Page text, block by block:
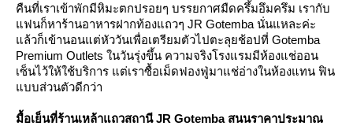
คืนที่เราเข้าพักมีหิมะตกปรอยๆ บรรยกาศมืดครึ้มอึมครึม เรากับ
ฟนก็หาร้านอาหารฝากท้องแถวๆ JR Gotemba นั่นแหละค่ะ
ล้วก็เข้านอนแต่หัววันเพื่อเตรียมตัวไปตะลุยช้อปที่ Gotemba
Premium Outlets ในวันรุ่งขึ้น ความจริงโรงแรมมีห้องแช่ออน
เซ็นไว้ให้ใช้บริการ แต่เราซื้อเม็ดฟองฟู่มาแช่อ่างในห้องแทน ฟิน
บบส่วนตัวดีกว่า
มื้อเย็นที่ร้านเหล้าแถวสถานี JR Gotemba สนนราคาประมาณ